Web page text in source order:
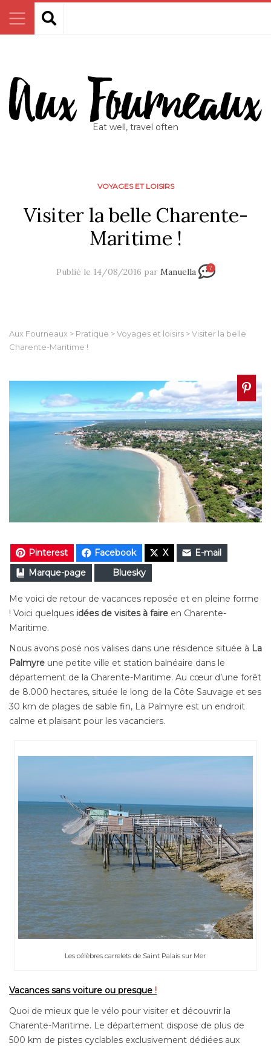
Eat well, travel often
VOYAGES ET LOISIRS
Visiter la belle Charente-
Maritime !
Publié le 14/08/2016 par Manuella 7
Aux Fourneaux > Pratique >Voyages et loisirs >Visiter la belle
Charente-Maritime !
Pinterest Facebook X
E-mail
Marque-page
Bluesky
Me voici de retour de vacances reposée et en pleine forme
! Voici quelques idées de visites à faire en Charente-
Maritime.
Nous avons posé nos valises dans une résidence située à La
Palmyre une petite ville et station balnéaire dans le
département de la Charente-Maritime. Au cœur d’une forêt
de 8.000 hectares, située le long de la Côte Sauvage et ses
30 km de plages de sable fin, La Palmyre est un endroit
calme et plaisant pour les vacanciers.
Les célèbres carrelets de Saint Palais sur Mer
Vacances sans voiture ou presque !
Quoi de mieux que le vélo pour visiter et découvrir la
Charente-Maritime. Le département dispose de plus de
500 km de pistes cyclables exclusivement dédiées aux